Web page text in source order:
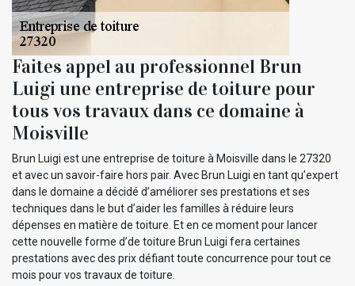
Faites appel au professionnel Brun
Luigi une entreprise de toiture pour
tous vos travaux dans ce domaine à
Moisville
Brun Luigi est une entreprise de toiture à Moisville dans le 27320
et avec un savoir-faire hors pair. Avec Brun Luigi en tant qu’expert
dans le domaine a décidé d’améliorer ses prestations et ses
techniques dans le but d’aider les familles à réduire leurs
dépenses en matière de toiture. Et en ce moment pour lancer
cette nouvelle forme d’de toiture Brun Luigi fera certaines
prestations avec des prix défiant toute concurrence pour tout ce
mois pour vos travaux de toiture.